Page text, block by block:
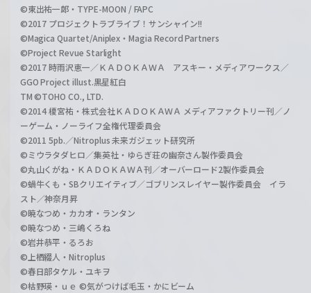
©東出祐一郎・TYPE-MOON / FAPC
©2017 プロジェクトラブライブ！サンシャイン!!
©Magica Quartet/Aniplex・Magia Record Partners
©Project Revue Starlight
©2017 時雨沢恵一／ＫＡＤＯＫＡＷＡ アスキー・メディアワークス／
GGO Project illust.黒星紅白
TM ©TOHO CO., LTD.
©2014 榎宮祐・株式会社ＫＡＤＯＫＡＷＡ メディアファクトリー刊／ノ
ーゲーム・ノーライフ全権代理委員会
©2011 5pb.／Nitroplus 未来ガジェット研究所
©ミウラタダヒロ／集英社・ゆらぎ荘の幽奈さん製作委員会
©丸山くがね・ＫＡＤＯＫＡＷＡ刊／オーバーロード2製作委員会
©蝸牛くも・SBクリエイティブ／ゴブリンスレイヤー製作委員会 イラ
スト／神奈月昇
©暁なつめ・カカオ・ランタン
©暁なつめ・三嶋くろね
©岩井恭平・るろお
©上栖綴人・Nitroplus
©春日部タケル・ユキヲ
©枯野瑛・ｕｅ ©気がつけば毛玉・かにビーム